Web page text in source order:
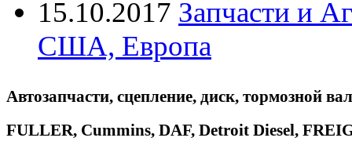
15.10.2017 Запчасти и
США, Европа
Автозапчасти, сцепление, диск, тормозной
FULLER, Cummins, DAF, Detroit Diesel,